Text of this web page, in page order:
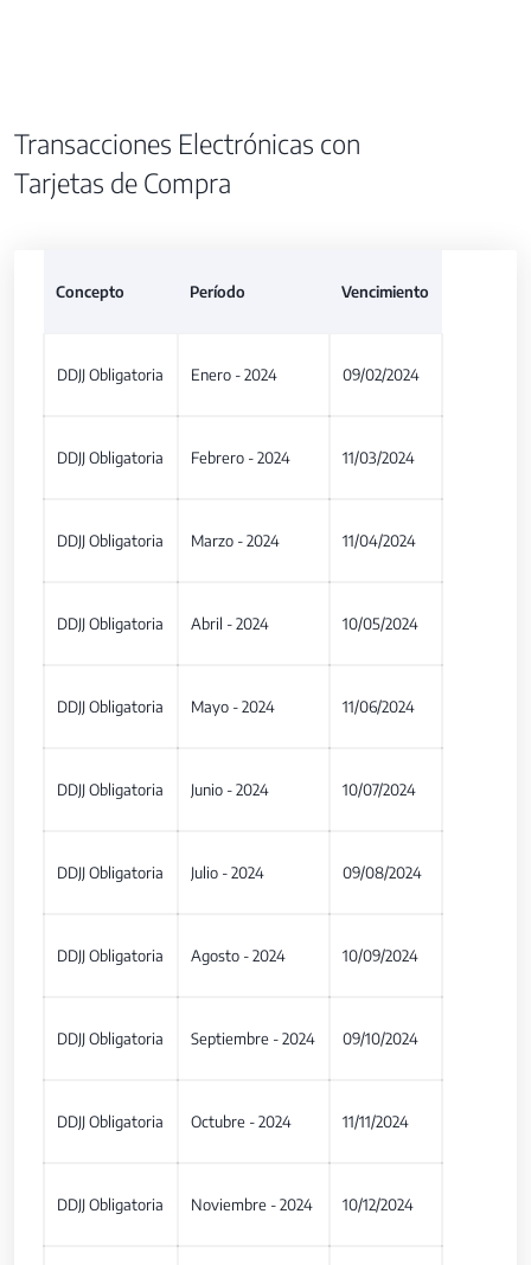
Transacciones Electrónicas con
Tarjetas de Compra
Concepto Período Vencimiento
DDJJ Obligatoria Enero - 2024 09/02/2024
DDJJ Obligatoria Febrero - 2024 11/03/2024
DDJJ Obligatoria Marzo - 2024 11/04/2024
DDJJ Obligatoria Abril - 2024 10/05/2024
DDJJ Obligatoria Mayo - 2024 11/06/2024
DDJJ Obligatoria Junio - 2024 10/07/2024
DDJJ Obligatoria Julio - 2024 09/08/2024
DDJJ Obligatoria Agosto - 2024 10/09/2024
DDJJ Obligatoria Septiembre - 2024 09/10/2024
DDJJ Obligatoria Octubre - 2024 11/11/2024
DDJJ Obligatoria Noviembre - 2024 10/12/2024